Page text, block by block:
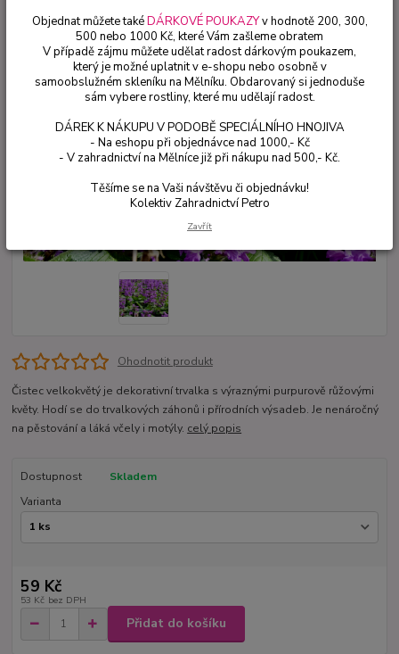
Ohodnotit produkt
Čistec velkokvětý je dekorativní trvalka s výraznými purpurově růžovými
květy. Hodí se do trvalkových záhonů i přírodních výsadeb. Je nenáročný
na pěstování a láká včely i motýly. celý popis
Dostupnost
Skladem
Varianta
59 Kč
53 Kč bez DPH
Přidat do košíku
Objednat můžete takéDÁRKOVÉ POUKAZYv hodnotě 200, 300,
500 nebo 1000 Kč, které Vám zašleme obratem
V případě zájmu můžete udělat radost dárkovým poukazem,
který je možné uplatnit v e-shopu nebo osobně v
samoobslužném skleníku na Mělníku. Obdarovaný si jednoduše
sám vybere rostliny, které mu udělají radost.
DÁREK K NÁKUPU V PODOBĚ SPECIÁLNÍHO HNOJIVA
- Na eshopu při objednávce nad 1000,- Kč
- V zahradnictví na Mělníce již při nákupu nad 500,- Kč.
Těšíme se na Vaši návštěvu či objednávku!
Kolektiv Zahradnictví Petro
Zavřít